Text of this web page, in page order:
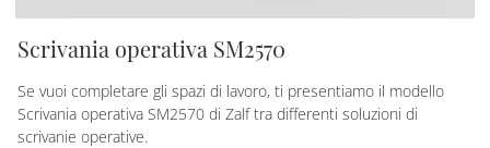
Scrivania operativa SM2570
Se vuoi completare gli spazi di lavoro, ti presentiamo il modello
Scrivania operativa SM2570 di Zalf tra differenti soluzioni di
scrivanie operative.